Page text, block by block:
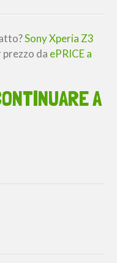
Sony Xperia Z3
da ePRICE a
A